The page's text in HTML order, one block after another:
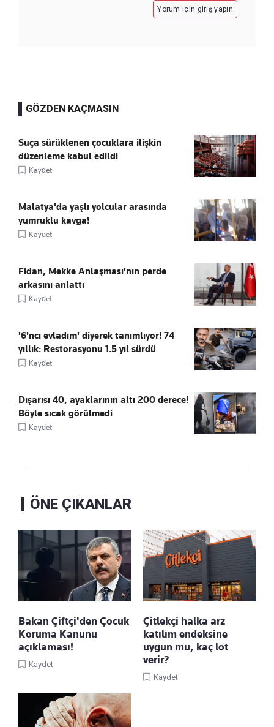
Yorum için giriş yapın
GÖZDEN KAÇMASIN
Suça sürüklenen çocuklara ilişkin
düzenleme kabul edildi
Kaydet
Malatya'da yaşlı yolcular arasında
yumruklu kavga!
Kaydet
Fidan, Mekke Anlaşması'nın perde
arkasını anlattı
Kaydet
'6'ncı evladım' diyerek tanımlıyor! 74
yıllık: Restorasyonu 1.5 yıl sürdü
Kaydet
Dışarısı 40, ayaklarının altı 200 derece!
Böyle sıcak görülmedi
Kaydet
ÖNE ÇIKANLAR
Bakan Çiftçi'den Çocuk
Koruma Kanunu
açıklaması!
Kaydet
Çitlekçi halka arz
katılım endeksine
uygun mu, kaç lot
verir?
Kaydet